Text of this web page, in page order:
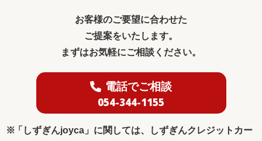
お客様のご要望に合わせた
ご提案をいたします。
まずはお気軽にご相談ください。
電話でご相談
054-344-1155
「しずぎんjoyca」に関しては、しずぎんクレジットカー